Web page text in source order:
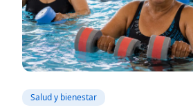
Salud y bienestar